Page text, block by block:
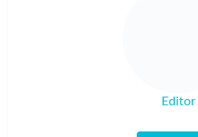
Editor